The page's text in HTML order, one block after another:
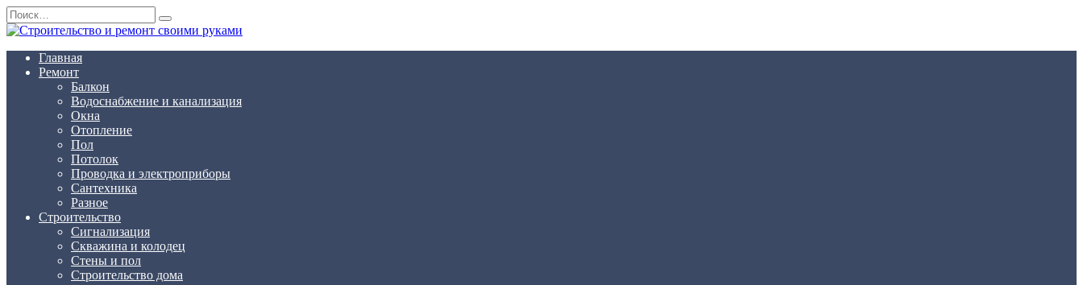
Перейти
к
содержанию
Search
for:
Главная
Ремонт
Балкон
Водоснабжение и канализация
Окна
Отопление
Пол
Потолок
Проводка и электроприборы
Сантехника
Разное
Строительство
Сигнализация
Скважина и колодец
Стены и пол
Строительство дома